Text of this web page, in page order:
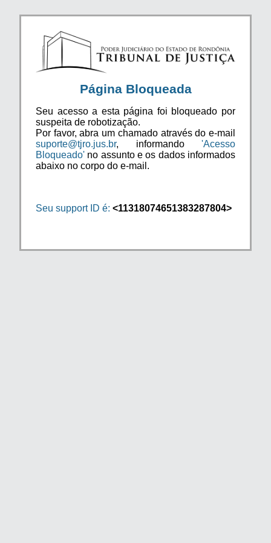
Página Bloqueada
Seu acesso a esta página foi bloqueado por
suspeita de robotização.
Por favor, abra um chamado através do e-mail
suporte@tjro.jus.br, informando 'Acesso
Bloqueado' no assunto e os dados informados
abaixo no corpo do e-mail.
Seu support ID é: <11318074651383287804>